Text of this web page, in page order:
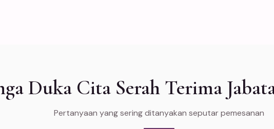
Duka Cita Serah Terima
Pertanyaan yang sering ditanyakan seputar pemesanan